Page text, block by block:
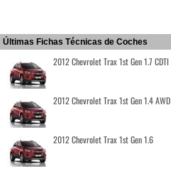
Últimas Fichas Técnicas de Coches
2012 Chevrolet Trax 1st Gen 1.7 CDTI
2012 Chevrolet Trax 1st Gen 1.4 AWD
2012 Chevrolet Trax 1st Gen 1.6